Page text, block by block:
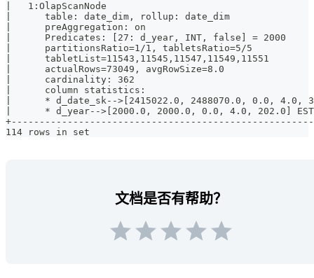
|   1:OlapScanNode
|      table: date_dim, rollup: date_dim
|      preAggregation: on
|      Predicates: [27: d_year, INT,
|      partitionsRatio=1/1,
|
|      actualRows=73049,
|      cardinality: 362
|      column statistics:
|      * d_date_sk-->[2415022.0, 2488070.0,
|      * d_year-->[2000.0, 2000.0, 0.0,
114 rows in set
文档是否有帮助？